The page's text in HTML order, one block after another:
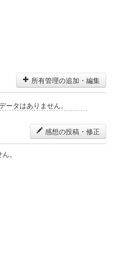
所有管理の追加・編集
ータはありません。
感想の投稿・修正
。